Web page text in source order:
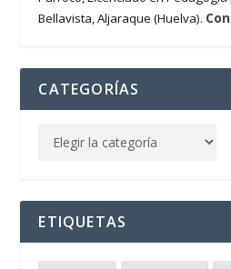
Bellavista, Aljaraque (Huelva).
CATEGORÍAS
ETIQUETAS